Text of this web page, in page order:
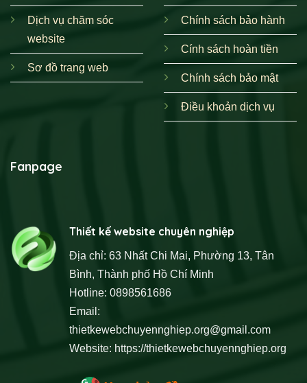
Dịch vụ chăm sóc
website
Sơ đồ trang web
Chính sách bảo hành
Cính sách hoàn tiền
Chính sách bảo mật
Điều khoản dịch vụ
Fanpage
Thiết kế website chuyên nghiệp
Địa chỉ: 63 Nhất Chi Mai, Phường 13, Tân
Bình, Thành phố Hồ Chí Minh
Hotline: 0898561686
Email:
thietkewebchuyennghiep.org@gmail.com
Website: https://thietkewebchuyennghiep.org